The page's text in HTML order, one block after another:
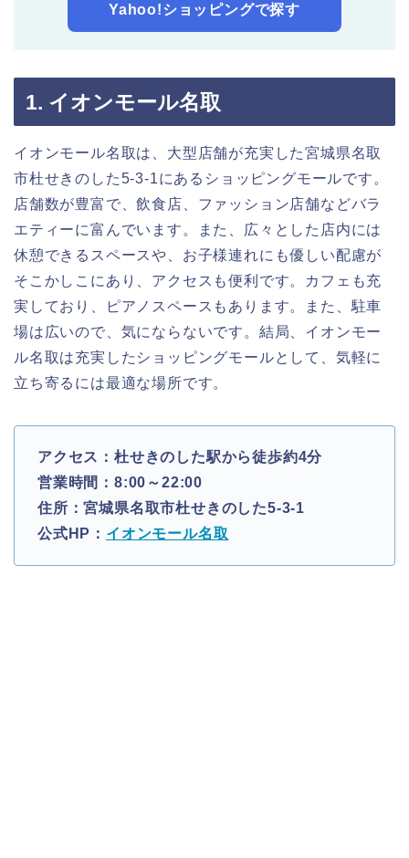
Yahoo!ショッピングで探す
1. イオンモール名取
イオンモール名取は、大型店舗が充実した宮城県名取
市杜せきのした5-3-1にあるショッピングモールです。
店舗数が豊富で、飲食店、ファッション店舗などバラ
エティーに富んでいます。また、広々とした店内には
休憩できるスペースや、お子様連れにも優しい配慮が
そこかしこにあり、アクセスも便利です。カフェも充
実しており、ピアノスペースもあります。また、駐車
場は広いので、気にならないです。結局、イオンモー
ル名取は充実したショッピングモールとして、気軽に
立ち寄るには最適な場所です。
アクセス：杜せきのした駅から徒歩約4分
営業時間：8:00～22:00
住所：宮城県名取市杜せきのした5-3-1
公式HP： イオンモール名取